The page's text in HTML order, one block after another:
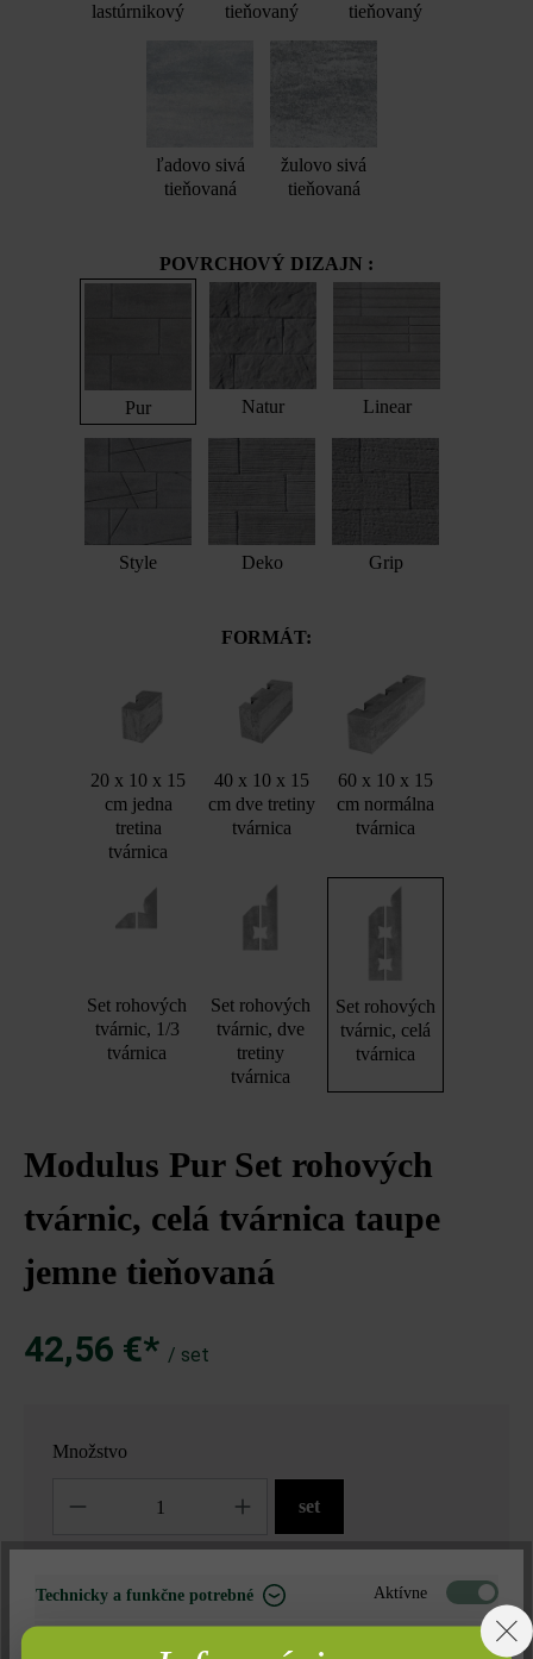
lastúrnikový
tieňovaný
tieňovaný
ľadovo sivá
tieňovaná
žulovo sivá
tieňovaná
POVRCHOVÝ DIZAJN :
Pur Natur Linear
Style Deko Grip
FORMÁT:
20 x 10 x 15
cm jedna
tretina
tvárnica
40 x 10 x 15
cm dve tretiny
tvárnica
60 x 10 x 15
cm normálna
tvárnica
Set rohových
tvárnic, 1/3
tvárnica
Set rohových
tvárnic, dve
tretiny
tvárnica
Set rohových
tvárnic, celá
tvárnica
Modulus Pur Set rohových
tvárnic, celá tvárnica taupe
jemne tieňovaná
42,56 €* / set
Množstvo
set
Technicky a funkčne potrebné Aktívne